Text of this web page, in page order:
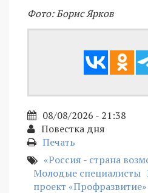
Фото: Борис Ярков
08/08/2026 - 21:38
Повестка дня
Печать
«Россия - страна
Молодые специалисты
проект «Профразвитие»